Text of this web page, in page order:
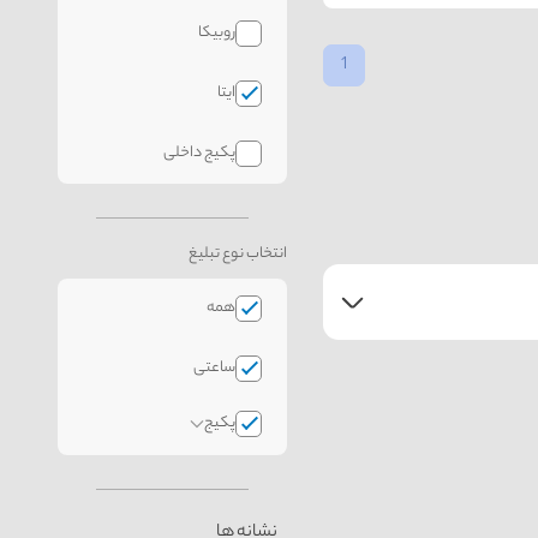
روبیکا
ایتا
پکیج داخلی
انتخاب نوع تبلیغ
همه
ساعتی
پکیج
1